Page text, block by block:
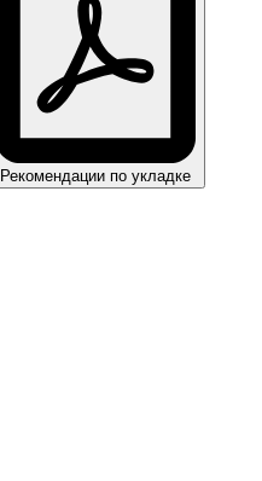
Рекомендации по укладке